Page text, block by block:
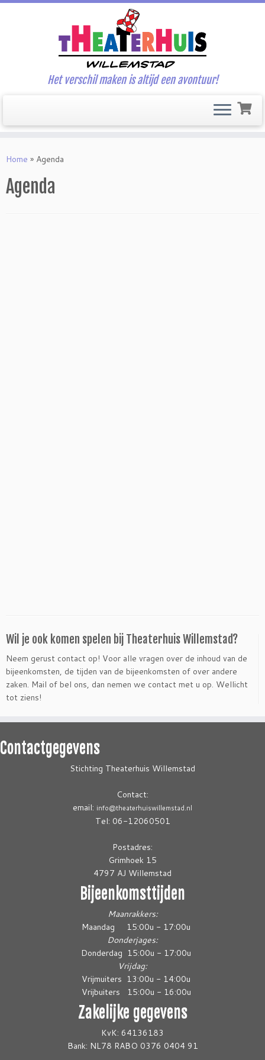
naar
Het verschil maken is altijd een avontuur!
Home » Agenda
Agenda
Wil je ook komen spelen bij Theaterhuis Willemstad?
Neem gerust contact op! Voor alle vragen over de inhoud van de
bijeenkomsten, de tijden van de bijeenkomsten of over andere
zaken. Mail of bel ons, dan nemen we contact met u op. Wellicht
tot ziens!
Contactgegevens
Stichting Theaterhuis Willemstad
Contact:
email: info@theaterhuiswillemstad.nl
Tel: 06-12060501
Postadres:
Grimhoek 15
4797 AJ Willemstad
Bijeenkomsttijden
Maanrakkers:
Maandag 15:00u - 17:00u
Donderjages:
Donderdag 15:00u - 17:00u
Vrijdag:
Vrijmuiters 13:00u - 14:00u
Vrijbuiters 15:00u - 16:00u
Zakelijke gegevens
KvK: 64136183
Bank: NL78 RABO 0376 0404 91